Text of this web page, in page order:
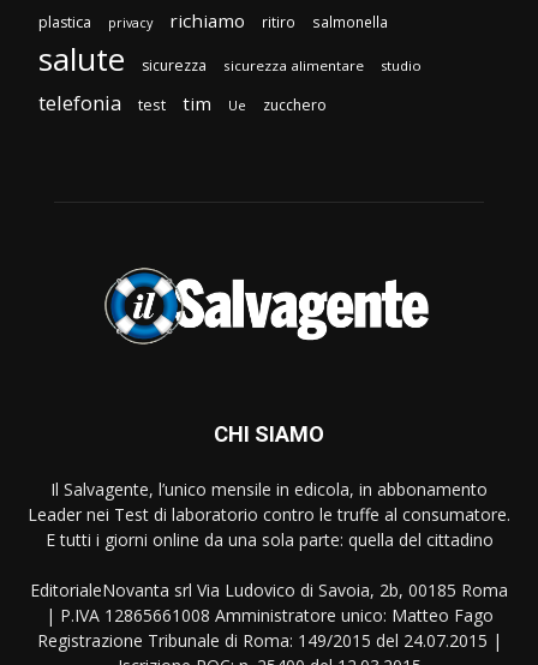
plastica privacy richiamo ritiro salmonella
salute sicurezza sicurezza alimentare studio
telefonia test tim Ue zucchero
CHI SIAMO
Il Salvagente, l’unico mensile in edicola, in abbonamento
Leader nei Test di laboratorio contro le truffe al consumatore.
E tutti i giorni online da una sola parte: quella del cittadino
EditorialeNovanta srl Via Ludovico di Savoia, 2b, 00185 Roma
| P.IVA 12865661008 Amministratore unico: Matteo Fago
Registrazione Tribunale di Roma: 149/2015 del 24.07.2015 |